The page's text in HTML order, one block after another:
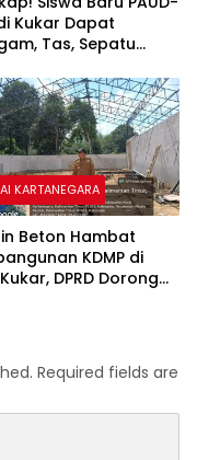
Kukar Dapat
Tas, Sepatu
KARTANEGARA
Beton Hambat
KDMP di
DPRD Dorong
Required fields are